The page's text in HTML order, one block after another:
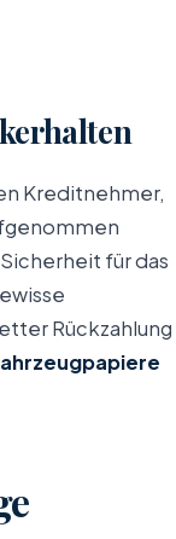
Kreditnehmer,
für das
Rückzahlung